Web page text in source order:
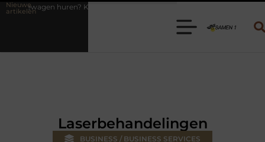
Nieuwe
artikelen
Kies de juiste aanhanger voor jouw klus
Laserbehandelingen
BUSINESS / BUSINESS SERVICES